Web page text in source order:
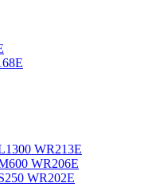
WR213E
WR206E
WR202E